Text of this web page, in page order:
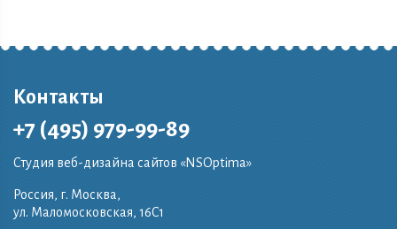
Контакты
+7 (495) 979-99-89
Студия веб-дизайна сайтов «NSOptima»
Россия, г. Москва,
ул. Маломосковская, 16C1